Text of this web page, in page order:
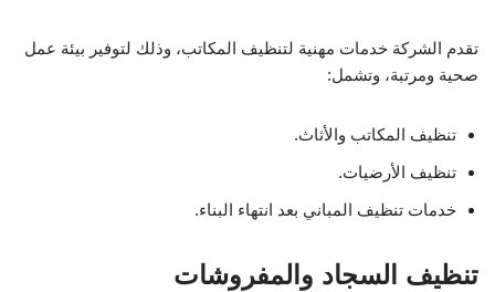
تقدم الشركة خدمات مهنية لتنظيف المكاتب، وذلك لتوفير بيئة عمل
صحية ومرتبة، وتشمل:
تنظيف المكاتب والأثاث.
تنظيف الأرضيات.
خدمات تنظيف المباني بعد انتهاء البناء.
تنظيف السجاد والمفروشات